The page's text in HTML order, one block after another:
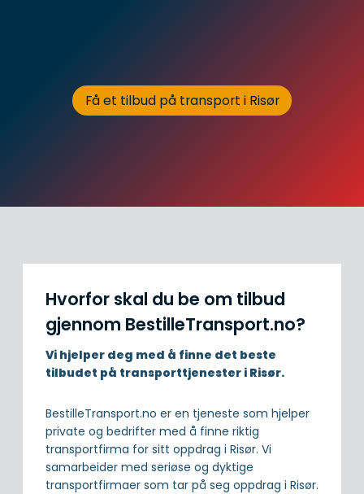
Få et tilbud på transport i Risør
Hvorfor skal du be om tilbud
gjennom BestilleTransport.no?
Vi hjelper deg med å finne det beste
tilbudet på transporttjenester i Risør.
BestilleTransport.no er en tjeneste som hjelper
private og bedrifter med å finne riktig
transportfirma for sitt oppdrag i Risør. Vi
samarbeider med seriøse og dyktige
transportfirmaer som tar på seg oppdrag i Risør.